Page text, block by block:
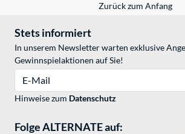
Zurück zum Anfang
Stets informiert
In unserem Newsletter warten exklusive
Gewinnspielaktionen auf Sie!
Hinweise zum Datenschutz
Folge ALTERNATE auf: